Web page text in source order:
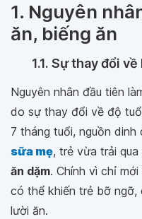
1. Nguyên
ăn, biếng ăn
1.1. Sự thay đổi
Nguyên nhân đầu tiên
do sự thay đổi về độ
7 tháng tuổi, nguồn
sữa mẹ, trẻ vừa trải qua
ăn dặm. Chính vì chỉ
có thể khiến trẻ bỡ ngỡ,
lười ăn.